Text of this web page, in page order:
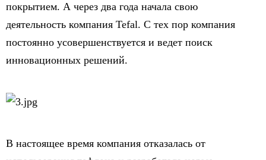
покрытием. А через два года начала свою
деятельность компания Tefal. С тех пор компания
постоянно усовершенствуется и ведет поиск
инновационных решений.
В настоящее время компания отказалась от